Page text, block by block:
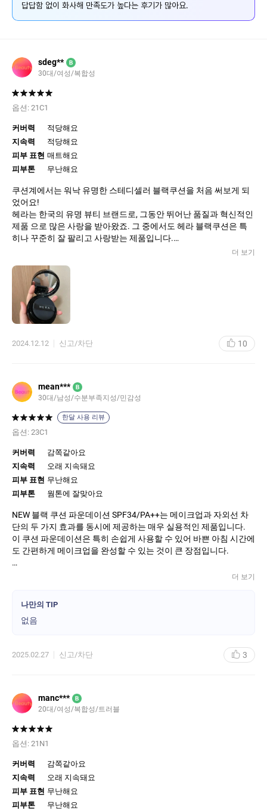
답답함 없이 화사해 만족도가 높다는 후기가 많아요.
sdeg** B
30대/여성/복합성
옵션: 21C1
커버력
적당해요
지속력
적당해요
피부 표현 매트해요
피부톤
무난해요
쿠션계에서는 워낙 유명한 스테디셀러 블랙쿠션을 처음 써보게 되
었어요!
헤라는 한국의 유명 뷰티 브랜드로, 그동안 뛰어난 품질과 혁신적인
제품 으로 많은 사랑을 받아왔죠. 그 중에서도 헤라 블랙쿠션은 특
히나 꾸준히 잘 팔리고 사랑받는 제품입니다.
헤라 블랙쿠션 피부 톤에 완벽하게 어우러지는 자연스러운 색상 으
보통 21호보다는 아주 살짝 어두운 듯한데 오히려 그래서 피부화장
을 한 듯 안한듯 굉장히 자연스럽게 마무리되어요! 목 얼굴 둥둥 뜨
는 느낌 1도 없습니다.
또, 매트한 효과를 주면서도 피부에 매끄럽게 밀착되어, 하루 종일
중요한 점은, 매트한 텍스처임에도 불구하고 피부가 건조하거나 들
신기하게 그런 느낌이 없이 밀착됩니다. 유명한 덴 이유가 있구나
싶더라 구요.
쿠션으로 균일하게 바르는 게 어려운데 양조절만 잘 하면 커버력
+지속력 을 함께 가져갈 수 있어서 좋았어요.
헤라 블랙쿠션의 또 다른 장점은 고급스러운 패키징입니다.
어, 휴 대와 보관이 용이합니다.
자석의 힘이 강해 케이스가 쉽게 열리지 않고, 안에 담긴 퍼프는 단
단하면 서도 부드럽게 피부에 닿아 메이크업을 고르게 발릴 수 있도
록 돕습니다.
원래 쿠션을 써도 내장되어 있는 퍼프 잘 안 쓰고 별도로 사서 쓰는
데 이 제품은 퍼프의 품질도 좋아서 그대로 쓰고 있어요.
더 보기
2024.12.12 신고/차단 10
mean*** B
30대/남성/수분부족지성/민감성
한달 사용 리뷰
옵션: 23C1
커버력
감쪽같아요
지속력
오래 지속돼요
피부 표현 무난해요
피부톤
웜톤에 잘맞아요
NEW 블랙 쿠션 파운데이션 SPF34/PA++는 메이크업과 자외선 차
단의 두 가지 효과를 동시에 제공하는 매우 실용적인 제품입니다.
이 쿠션 파운데이션은 특히 손쉽게 사용할 수 있어 바쁜 아침 시간에
도 간편하게 메이크업을 완성할 수 있는 것이 큰 장점입니다.
첫 사용 시 느껴지는 부드러운 발림성 덕분에 피부에 균일하게 퍼지
하게 커버해 줍니다. 또한, 중간 커버력부터 높은 커버력까지 조절
하기 쉽도록 설계되어 있어, 상황에 따라 원하는 만큼의 커버력을 얻
이 제품은 SPF34/PA++의 자외선 차단지수를 가지고 있어 일상적
에 들었습니다. 특히, 오랜 시간 동안 무너짐 없이 유지되는 밀착력
과 지속력이 훌륭하여, 하루 종일 수정 없이 사용할 수 있었습니다.
또한, 피부 타입에 상관없이 매트한 마무리감을 선호하는 분들께도
적합하며, 기름기 없이 깨끗한 피부상태를 오래 유지할 수 있습니
는 제품입니다.
포장 디자인도 매우 고급스러운 블랙 컬러로, 패키징 자체가 스타일
리시하며, 휴대하기 좋은 크기로 가방에 넣고 다니기에도 좋습니다.
더 보기
나만의 TIP
없음
2025.02.27 신고/차단 3
manc*** B
20대/여성/복합성/트러블
옵션: 21N1
커버력
감쪽같아요
지속력
오래 지속돼요
피부 표현 무난해요
피부톤
무난해요